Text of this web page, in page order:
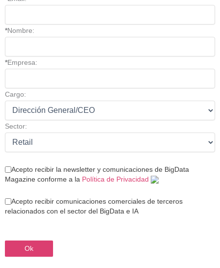
*Nombre:
*Empresa:
Cargo:
Sector:
Acepto recibir la newsletter y comunicaciones de BigData
Magazine conforme a la Política de Privacidad
Acepto recibir comunicaciones comerciales de terceros
relacionados con el sector del BigData e IA